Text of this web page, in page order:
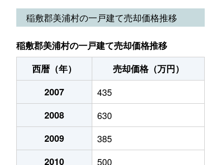
大字土屋
280万円 土浦 徒歩2時間
大字布佐
500万円 土浦 徒歩2時間
大字舟子
330万円 荒川沖 徒歩2時間
大字舟子
大字宮地
700万円
稲敷郡美浦村の一戸建て売却価格推移
稲敷郡美浦村の一戸建て売却価格推移
西暦（年）
売却価格（万円）
2007
435
2008
630
2009
385
2010
500